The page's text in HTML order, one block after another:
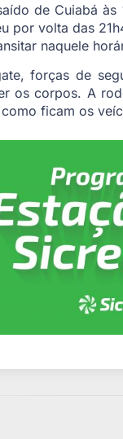
de Cuiabá
por volta das
naquele
forças de
os corpos. A
ficam os